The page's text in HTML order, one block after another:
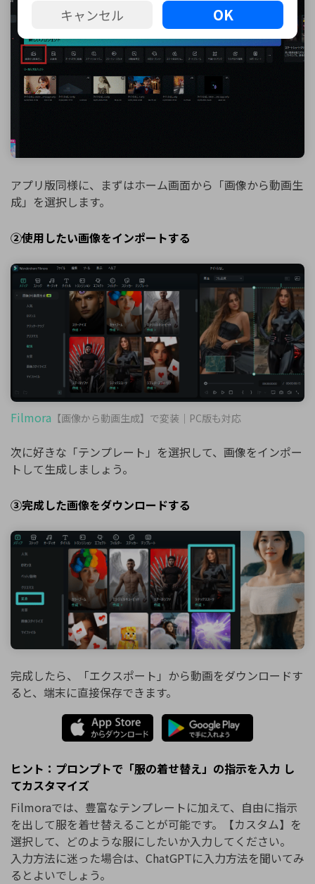
アプリ版同様に、まずはホーム画面から「画像から動画生
成」を選択します。
②使用したい画像をインポートする
Filmora 【画像から動画生成】で変装｜PC版も対応
次に好きな「テンプレート」を選択して、画像をインポー
トして生成しましょう。
③完成した画像をダウンロードする
完成したら、「エクスポート」から動画をダウンロードす
ると、端末に直接保存できます。
ヒント：プロンプトで「服の着せ替え」の指示を入力 し
てカスタマイズ
Filmoraでは、豊富なテンプレートに加えて、自由に指示
を出して服を着せ替えることが可能です。【カスタム】を
選択して、どのような服にしたいか入力してください。
入力方法に迷った場合は、ChatGPTに入力方法を聞いてみ
るとよいでしょう。
キャンセル OK